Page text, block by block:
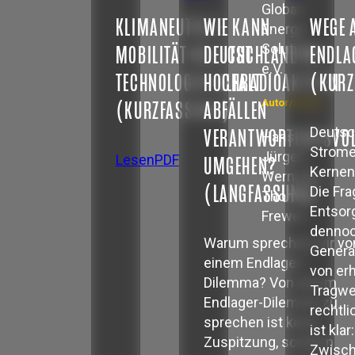
KLIMANEUTRALE
MOBILITÄT BRAUCHT
TECHNOLOGIEVIELFALT
(KURZFASSUNG)
LesenPDF
Global
Energy
Solutions
e.V.
Autor/innen:
Hans
Jürgen
Wernicke,
Thomas
Frewer
WIE KANN
DEUTSCHLAND MIT
HOCHRADIOAKTIVEN
ABFÄLLEN
UMGEHEN?
(LANGFASSUNG)
Warum sprechen wir
einem Endlager-
Dilemma? Von einem
Endlager-Dilemma zu
sprechen ist keine
Zuspitzung, sondern
WEGE
Die
von
ist